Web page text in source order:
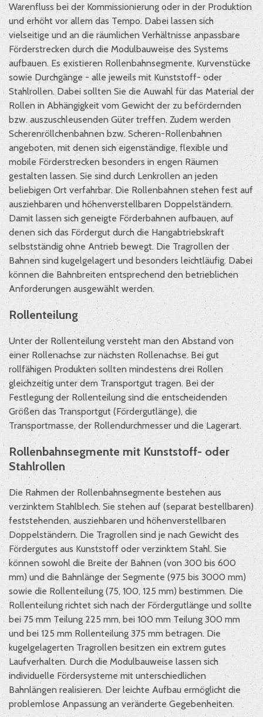
Warenfluss bei der Kommissionierung oder in der Produktion
und erhöht vor allem das Tempo. Dabei lassen sich
vielseitige und an die räumlichen Verhältnisse anpassbare
Förderstrecken durch die Modulbauweise des Systems
aufbauen. Es existieren Rollenbahnsegmente, Kurvenstücke
sowie Durchgänge - alle jeweils mit Kunststoff- oder
Stahlrollen. Dabei sollten Sie die Auwahl für das Material der
Rollen in Abhängigkeit vom Gewicht der zu befördernden
bzw. auszuschleusenden Güter treffen. Zudem werden
Scherenröllchenbahnen bzw. Scheren-Rollenbahnen
angeboten, mit denen sich eigenständige, flexible und
mobile Förderstrecken besonders in engen Räumen
gestalten lassen. Sie sind durch Lenkrollen an jeden
beliebigen Ort verfahrbar. Die Rollenbahnen stehen fest auf
ausziehbaren und höhenverstellbaren Doppelständern.
Damit lassen sich geneigte Förderbahnen aufbauen, auf
denen sich das Fördergut durch die Hangabtriebskraft
selbstständig ohne Antrieb bewegt. Die Tragrollen der
Bahnen sind kugelgelagert und besonders leichtläufig. Dabei
können die Bahnbreiten entsprechend den betrieblichen
Anforderungen ausgewählt werden.
Rollenteilung
Unter der Rollenteilung versteht man den Abstand von
einer Rollenachse zur nächsten Rollenachse. Bei gut
rollfähigen Produkten sollten mindestens drei Rollen
gleichzeitig unter dem Transportgut tragen. Bei der
Festlegung der Rollenteilung sind die entscheidenden
Größen das Transportgut (Fördergutlänge), die
Transportmasse, der Rollendurchmesser und die Lagerart.
Rollenbahnsegmente mit Kunststoff- oder
Stahlrollen
Die Rahmen der Rollenbahnsegmente bestehen aus
verzinktem Stahlblech. Sie stehen auf (separat bestellbaren)
feststehenden, ausziehbaren und höhenverstellbaren
Doppelständern. Die Tragrollen sind je nach Gewicht des
Fördergutes aus Kunststoff oder verzinktem Stahl. Sie
können sowohl die Breite der Bahnen (von 300 bis 600
mm) und die Bahnlänge der Segmente (975 bis 3000 mm)
sowie die Rollenteilung (75, 100, 125 mm) bestimmen. Die
Rollenteilung richtet sich nach der Fördergutlänge und sollte
bei 75 mm Teilung 225 mm, bei 100 mm Teilung 300 mm
und bei 125 mm Rollenteilung 375 mm betragen. Die
kugelgelagerten Tragrollen besitzen ein extrem gutes
Laufverhalten. Durch die Modulbauweise lassen sich
individuelle Fördersysteme mit unterschiedlichen
Bahnlängen realisieren. Der leichte Aufbau ermöglicht die
problemlose Anpassung an veränderte Gegebenheiten.